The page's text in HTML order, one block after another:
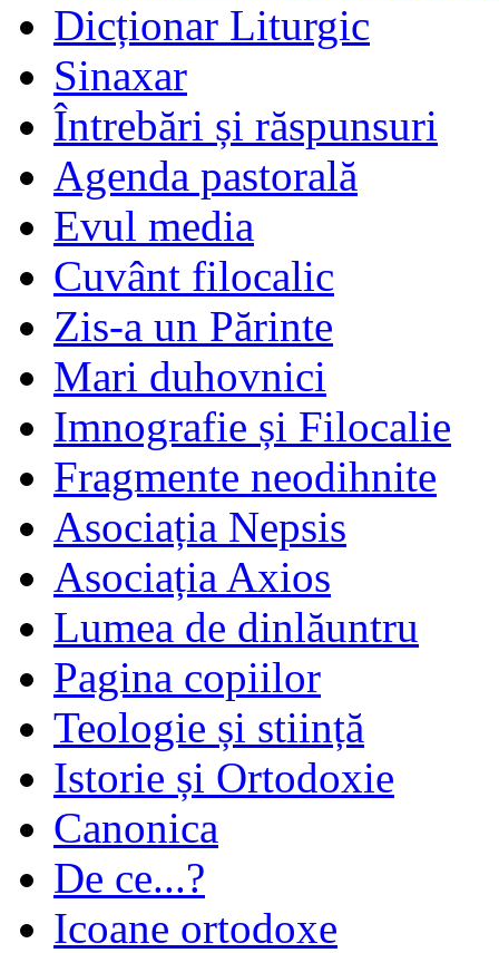
Dicționar Liturgic
Sinaxar
Întrebări și răspunsuri
Agenda pastorală
Evul media
Cuvânt filocalic
Zis-a un Părinte
Mari duhovnici
Imnografie și Filocalie
Fragmente neodihnite
Asociația Nepsis
Asociația Axios
Lumea de dinlăuntru
Pagina copiilor
Teologie și stiință
Istorie și Ortodoxie
Canonica
De ce...?
Icoane ortodoxe